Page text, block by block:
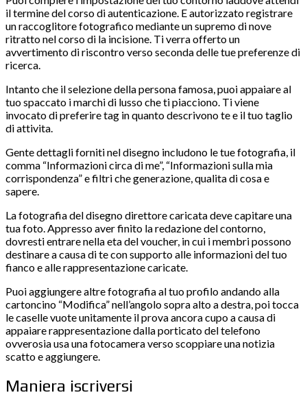
il termine del corso di autenticazione. E autorizzato registrare
un raccoglitore fotografico mediante un supremo di nove
ritratto nel corso di la incisione. Ti verra offerto un
avvertimento di riscontro verso seconda delle tue preferenze di
ricerca.
Intanto che il selezione della persona famosa, puoi appaiare al
tuo spaccato i marchi di lusso che ti piacciono. Ti viene
invocato di preferire tag in quanto descrivono te e il tuo taglio
di attivita.
Gente dettagli forniti nel disegno includono le tue fotografia, il
comma “Informazioni circa di me”, “Informazioni sulla mia
corrispondenza” e filtri che generazione, qualita di cosa e
sapere.
La fotografia del disegno direttore caricata deve capitare una
tua foto. Appresso aver finito la redazione del contorno,
dovresti entrare nella eta del voucher, in cui i membri possono
destinare a causa di te con supporto alle informazioni del tuo
fianco e alle rappresentazione caricate.
Puoi aggiungere altre fotografia al tuo profilo andando alla
cartoncino “Modifica” nell’angolo sopra alto a destra, poi tocca
le caselle vuote unitamente il prova ancora cupo a causa di
appaiare rappresentazione dalla porticato del telefono
ovverosia usa una fotocamera verso scoppiare una notizia
scatto e aggiungere.
Maniera iscriversi